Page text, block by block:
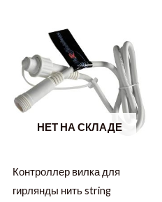
НЕТ НА СКЛАДЕ
Контроллер вилка для
гирлянды нить string